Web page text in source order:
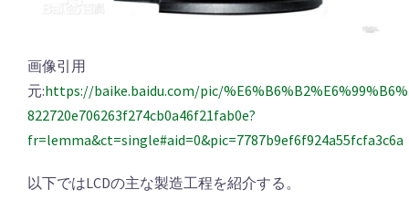
画像引用
元:https://baike.baidu.com/pic/
822720e706263f274cb0a46f21fab0e?
fr=lemma&ct=single#aid=0&pic=7787b9ef6f924a55fcfa3c6a
以下ではLCDの主な製造工程を紹介する。